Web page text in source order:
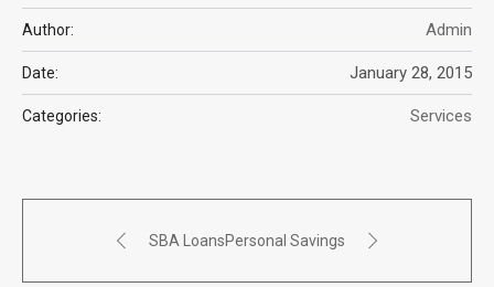
Author: Admin
Date: January 28, 2015
Categories: Services
SBA LoansPersonal Savings